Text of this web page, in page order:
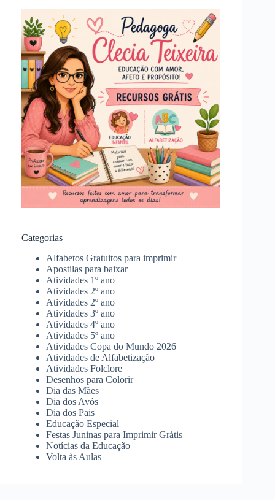
Categorias
Alfabetos Gratuitos para imprimir
Apostilas para baixar
Atividades 1º ano
Atividades 2º ano
Atividades 2º ano
Atividades 3º ano
Atividades 4º ano
Atividades 5º ano
Atividades Copa do Mundo 2026
Atividades de Alfabetização
Atividades Folclore
Desenhos para Colorir
Dia das Mães
Dia dos Avós
Dia dos Pais
Educação Especial
Festas Juninas para Imprimir Grátis
Notícias da Educação
Volta às Aulas